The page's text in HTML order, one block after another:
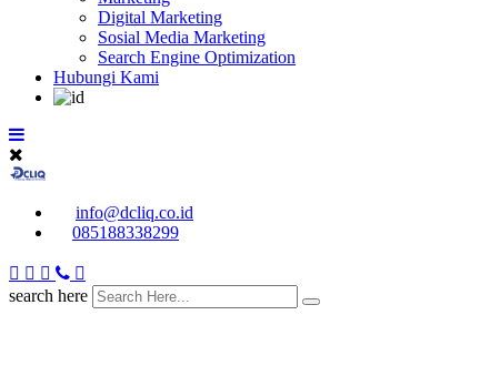
Digital Marketing
Sosial Media Marketing
Search Engine Optimization
Hubungi Kami
info@dcliq.co.id
085188338299
search here